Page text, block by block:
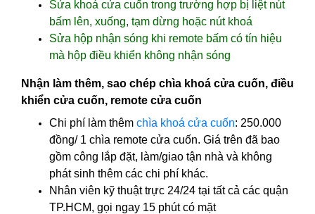
Sửa khoá cửa cuốn trong trường hợp bị liệt nút
bấm lên, xuống, tạm dừng hoặc nút khoá
Sửa hộp nhận sóng khi remote bấm có tín hiệu
mà hộp điều khiển không nhận sóng
Nhận làm thêm, sao chép chìa khoá cửa cuốn, điều
khiển cửa cuốn, remote cửa cuốn
Chi phí làm thêm chìa khoá cửa cuốn: 250.000
đồng/ 1 chìa remote cửa cuốn. Giá trên đã bao
gồm công lắp đặt, làm/giao tận nhà và không
phát sinh thêm các chi phí khác.
Nhân viên kỹ thuật trực 24/24 tại tất cả các quận
TP.HCM, gọi ngay 15 phút có mặt